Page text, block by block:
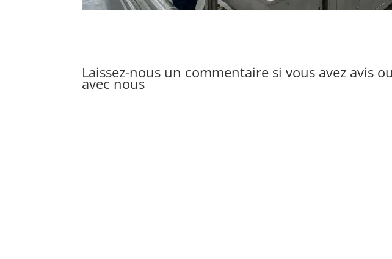
Laissez-nous un commentaire si vous avez avis
avec nous